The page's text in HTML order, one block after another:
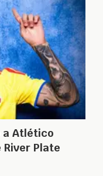
a Atlético
Plate